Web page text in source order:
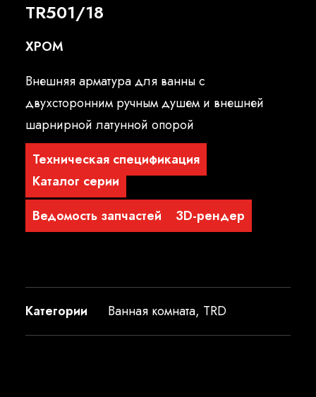
TR501/18
ХРОМ
Внешняя арматура для ванны с
двухсторонним ручным душем и внешней
шарнирной латунной опорой
Техническая спецификация
Каталог серии
Ведомость запчастей
3D-рендер
Категории Ванная комната, TRD